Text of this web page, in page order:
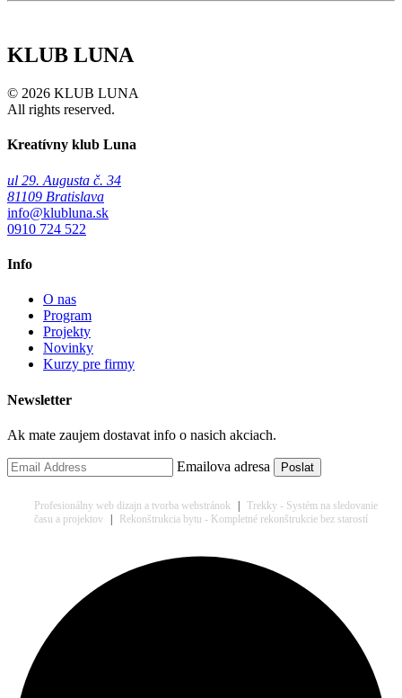
KLUB LUNA
© 2026 KLUB LUNA
All rights reserved.
Kreatívny klub Luna
ul 29. Augusta č. 34
81109 Bratislava
info@klubluna.sk
0910 724 522
Info
O nas
Program
Projekty
Novinky
Kurzy pre firmy
Newsletter
Ak mate zaujem dostavat info o nasich akciach.
Emailova adresa
Profesionálny web dizajn a tvorba webstránok | Trekky - Systém na sledovanie
času a projektov | Rekonštrukcia bytu - Kompletné rekonštrukcie bez starostí